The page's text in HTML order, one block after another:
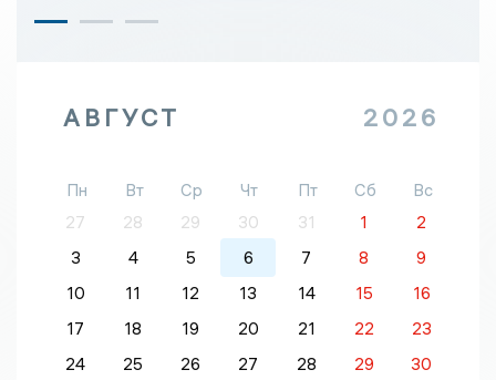
АВГУСТ 2026
Пн Вт Ср Чт Пт Сб
Вс
27
28 29 30 31 1
2
3
4 5 6 7 8
9
10
11 12 13 14 15
16
17
18 19 20 21 22
23
24
25 26 27 28 29
30